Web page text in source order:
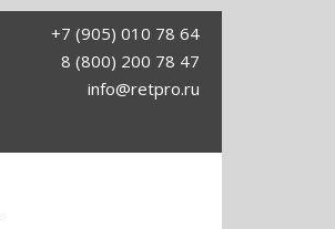
+7 (905) 010 78 64
8 (800) 200 78 47
info@retpro.ru